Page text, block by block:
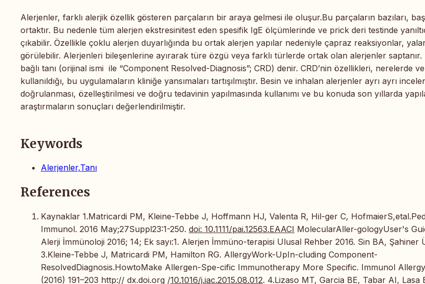
Alerjenler, farklı alerjik özellik gösteren parçaların bir araya gelmesi ile oluşur.Bu parçaların bazıları,
ortaktır. Bu nedenle tüm alerjen ekstresinitest eden spesifik IgE ölçümlerinde ve prick deri testinde
çıkabilir. Özellikle çoklu alerjen duyarlığında bu ortak alerjen yapılar nedeniyle çapraz reaksiyonlar,
görülebilir. Alerjenleri bileşenlerine ayırarak türe özgü veya farklı türlerde ortak olan alerjenler saptanır.
bağlı tanı (orijinal ismi ile “Component Resolved-Diagnosis”; CRD) denir. CRD’nin özellikleri, nerelerde ve
kullanıldığı, bu uygulamaların kliniğe yansımaları tartışılmıştır. Besin ve inhalan alerjenler ayrı ayrı
doğrulanması, özelleştirilmesi ve doğru tedavinin yapılmasında kullanımı ve bu konuda son yıllarda
araştırmaların sonuçları değerlendirilmiştir.
Keywords
Alerjenler,Tanı
References
Kaynaklar 1.Matricardi PM, Kleine-Tebbe J, Hoffmann HJ, Valenta R, Hil-ger C,
Immunol. 2016 May;27Suppl23:1-250. doi: 10.1111/pai.12563.EAACI MolecularAller-gologyUser's
Alerji İmmünoloji 2016; 14; Ek sayı:1. Alerjen İmmüno-terapisi Ulusal Rehber 2016. Sin BA, Şahiner
3.Kleine-Tebbe J, Matricardi PM, Hamilton RG. AllergyWork-UpIn-cluding Component-
ResolvedDiagnosis.HowtoMake Allergen-Spe-cific Immunotherapy More Specific. Immunol
(2016) 191–203 http:// dx.doi.org /10.1016/j.iac.2015.08.012. 4.Lizaso MT, Garcia BE, Tabar AI, Lasa